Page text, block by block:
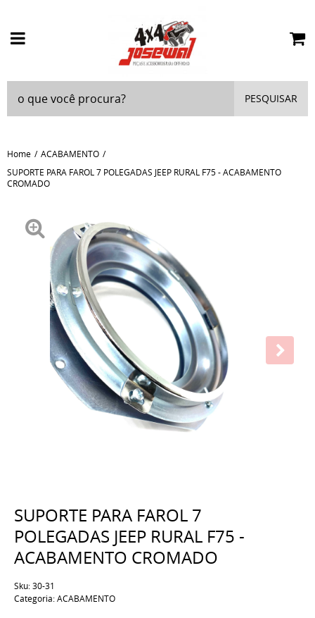
PESQUISAR
Home
ACABAMENTO
SUPORTE PARA FAROL 7 POLEGADAS JEEP RURAL F75 - ACABAMENTO
CROMADO
SUPORTE PARA FAROL 7
POLEGADAS JEEP RURAL F75 -
ACABAMENTO CROMADO
Sku:30-31
Categoria:ACABAMENTO